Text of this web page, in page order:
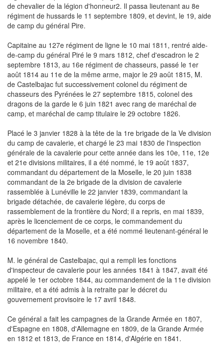
de chevalier de la légion d'honneur2. Il passa lieutenant au 8e
régiment de hussards le 11 septembre 1809, et devint, le 19, aide
de camp du général Pire.
Capitaine au 127e régiment de ligne le 10 mai 1811, rentré aide-
de-camp du général Piré le 9 mars 1812, chef d'escadron le 2
septembre 1813, au 16e régiment de chasseurs, passé le 1er
août 1814 au 11e de la même arme, major le 29 août 1815, M.
de Castelbajac fut successivement colonel du régiment de
chasseurs des Pyrénées le 27 septembre 1815, colonel des
dragons de la garde le 6 juin 1821 avec rang de maréchal de
camp, et maréchal de camp titulaire le 29 octobre 1826.
Placé le 3 janvier 1828 à la tête de la 1re brigade de la Ve division
du camp de cavalerie, et chargé le 23 mai 1830 de l'inspection
générale de la cavalerie pour cette année dans les 10e, 11e, 12e
et 21e divisions militaires, il a été nommé, le 19 août 1837,
commandant du département de la Moselle, le 20 juin 1838
commandant de la 2e brigade de la division de cavalerie
rassemblée à Lunéville le 22 janvier 1839, commandant la
brigade détachée, de cavalerie légère, du corps de
rassemblement de la frontière du Nord; il a repris, en mai 1839,
après le licenciement de ce corps, le commandement du
département de la Moselle, et a été nommé lieutenant-général le
16 novembre 1840.
M. le général de Castelbajac, qui a rempli les fonctions
d'inspecteur de cavalerie pour les années 1841 à 1847, avait été
appelé le 1er octobre 1844, au commandement de la 11e division
militaire, et a été admis à la retraite par le décret du
gouvernement provisoire le 17 avril 1848.
Ce général a fait les campagnes de la Grande Armée en 1807,
d'Espagne en 1808, d'Allemagne en 1809, de la Grande Armée
en 1812 et 1813, de France en 1814, d'Algérie en 1841.